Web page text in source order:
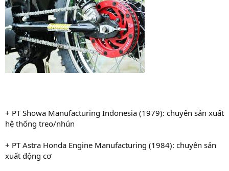
+ PT Showa Manufacturing Indonesia (1979): chuyên sản xuất
hệ thống treo/nhún
+ PT Astra Honda Engine Manufacturing (1984): chuyên sản
xuất động cơ